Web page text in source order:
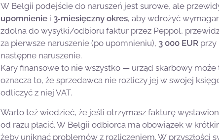
W Belgii podejście do naruszeń jest surowe, ale
upomnienie i 3‑miesięczny okres, aby wdrożyć
zdolna do wysyłki/odbioru faktur przez Peppol,
za pierwsze naruszenie (po upomnieniu), 3 000 EUR przy
następne naruszenie.
Kary finansowe to nie wszystko — urząd skarbowy
oznacza to, że sprzedawca nie rozliczy jej w swojej
odliczyć z niej VAT.
Warto też wiedzieć, że jeśli otrzymasz fakturę
od razu płacić. W Belgii odbiorca ma obowiązek w
żeby uniknąć problemów z rozliczeniem. W przyszłości